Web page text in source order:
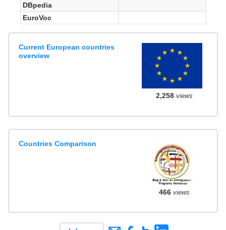
DBpedia
EuroVoc
Current European countries
overview
2,258views
Countries Comparison
466views